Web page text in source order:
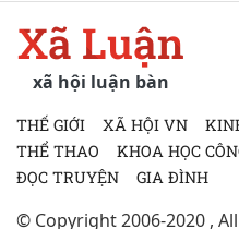
Xã Luận
xã hội luận bàn
THẾ GIỚI XÃ HỘI VN
THỂ THAO
KHOA HỌC
ĐỌC TRUYỆN
GIA ĐÌNH
© Copyright 2006-2020 ,